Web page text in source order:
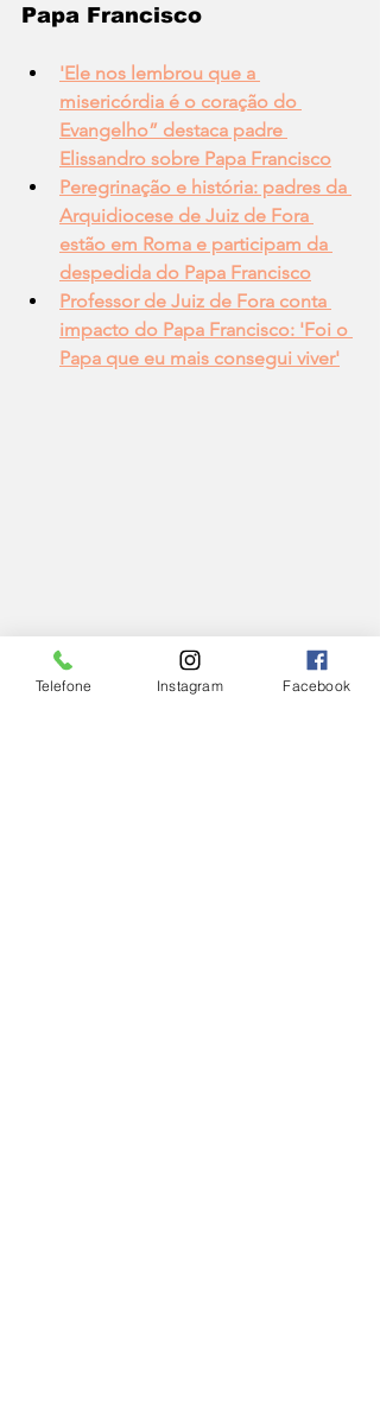
Papa Francisco
'Ele nos lembrou que a
misericórdia é o coração do
Evangelho” destaca padre
Elissandro sobre Papa Francisco
Peregrinação e história: padres da
Arquidiocese de Juiz de Fora
estão em Roma e participam da
despedida do Papa Francisco
Professor de Juiz de Fora conta
impacto do Papa Francisco: 'Foi o
Papa que eu mais consegui viver'
Telefone Instagram Facebook